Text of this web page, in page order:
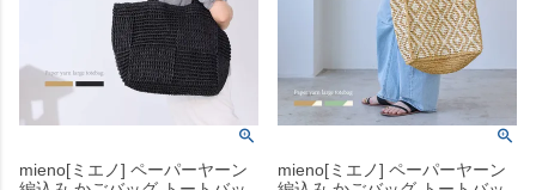
mieno[ミエノ] ペーパーヤーン
mieno[ミエノ] ペーパーヤーン